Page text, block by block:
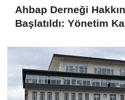
Ahbap Derneği
Başlatıldı: Yönetim